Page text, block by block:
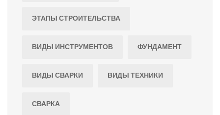
ЭТАПЫ СТРОИТЕЛЬСТВА
ВИДЫ ИНСТРУМЕНТОВ ФУНДАМЕНТ
ВИДЫ СВАРКИ ВИДЫ ТЕХНИКИ
СВАРКА